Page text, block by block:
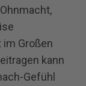
Großen
kann
Gefühl